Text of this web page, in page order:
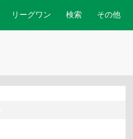
リーグワン 検索 その他